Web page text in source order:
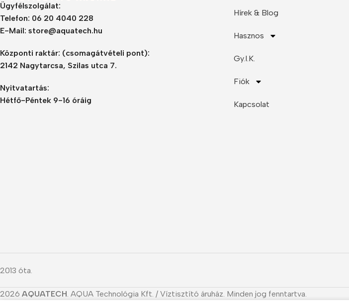
Ügyfélszolgálat:
Telefon: 06 20 4040 228
E-Mail: store@aquatech.hu
Központi raktár: (csomagátvételi pont):
2142 Nagytarcsa, Szilas utca 7.
Nyitvatartás:
Hétfő-Péntek 9-16 óráig
Hírek & Blog
Hasznos
Gy.I.K.
Fiók
Kapcsolat
2013 óta.
2026 AQUATECH. AQUA Technológia Kft. / Víztisztító áruház. Minden jog fenntartva.